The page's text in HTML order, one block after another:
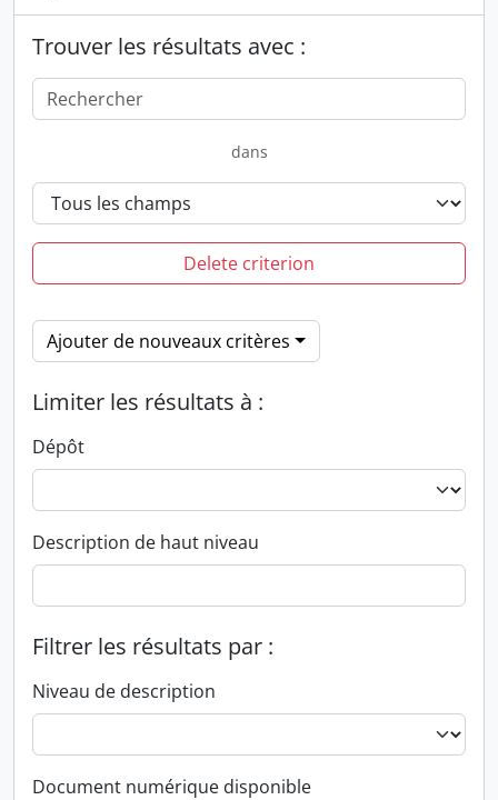
Trouver les résultats avec :
dans
Delete criterion
Ajouter de nouveaux critères
Limiter les résultats à :
Dépôt
Description de haut niveau
Filtrer les résultats par :
Niveau de description
Document numérique disponible